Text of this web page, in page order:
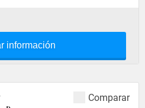
información
Comparar